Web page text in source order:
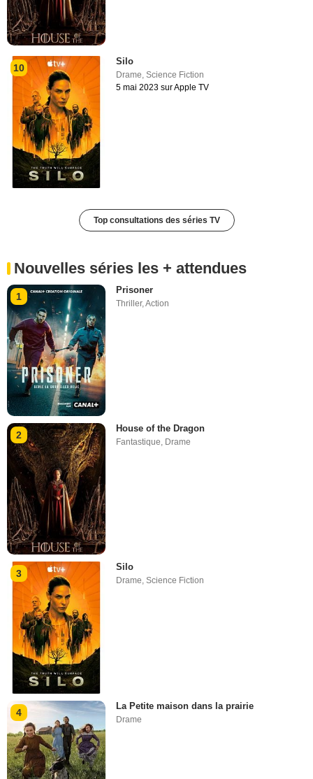
10
Silo
Drame,Science Fiction
5 mai 2023 sur Apple TV
Top consultations des séries TV
Nouvelles séries les + attendues
1
Prisoner
Thriller,Action
2
House of the Dragon
Fantastique, Drame
3
Silo
Drame,Science Fiction
4
La Petite maison dans la prairie
Drame